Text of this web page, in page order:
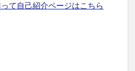
て自己紹介ページはこちら